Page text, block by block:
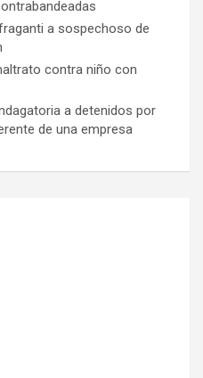
a sospechoso de
contra niño con
a detenidos por
de una empresa